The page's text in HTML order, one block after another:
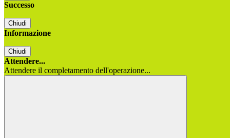
Successo
Chiudi
Informazione
Chiudi
Attendere...
Attendere il completamento dell'operazione...